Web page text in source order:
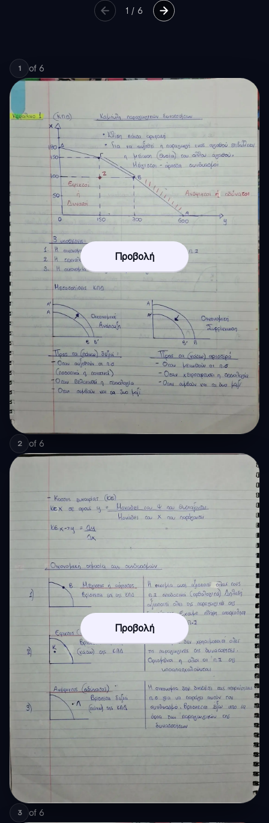
1 /6
1 of 6
Προβολή
2 of 6
Προβολή
3 of 6